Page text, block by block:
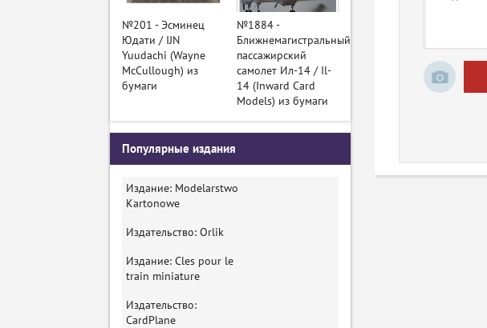
№201 - Эсминец
Юдати / IJN
Yuudachi (Wayne
McCullough) из
бумаги
№1884 -
Ближнемагистральный
пассажирский
самолет Ил-14 / Il-
14 (Inward Card
Models) из бумаги
Популярные издания
Издание: Modelarstwo
Kartonowe
Издательство: Orlik
Издание: Cles pour le
train miniature
Издательство:
CardPlane